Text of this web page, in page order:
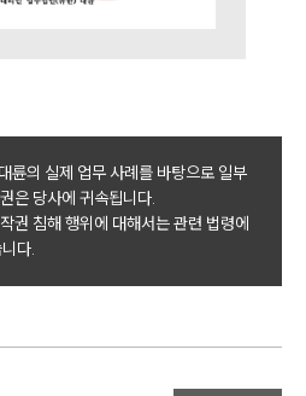
륜의 실제 업무 사례를 바탕으로 일부
은 당사에 귀속됩니다.
권 침해 행위에 대해서는 관련 법령에
다.